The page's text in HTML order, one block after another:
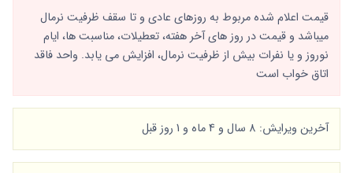
قیمت اعلام شده مربوط به روزهای عادی و تا سقف ظرفیت نرمال
میباشد و قیمت در روز های آخر هفته، تعطیلات، مناسبت ها، ایام
نوروز و یا نفرات بیش از ظرفیت نرمال، افزایش می یابد. واحد فاقد
اتاق خواب است
آخرین ویرایش: 8 سال و 4 ماه و 1 روز قبل